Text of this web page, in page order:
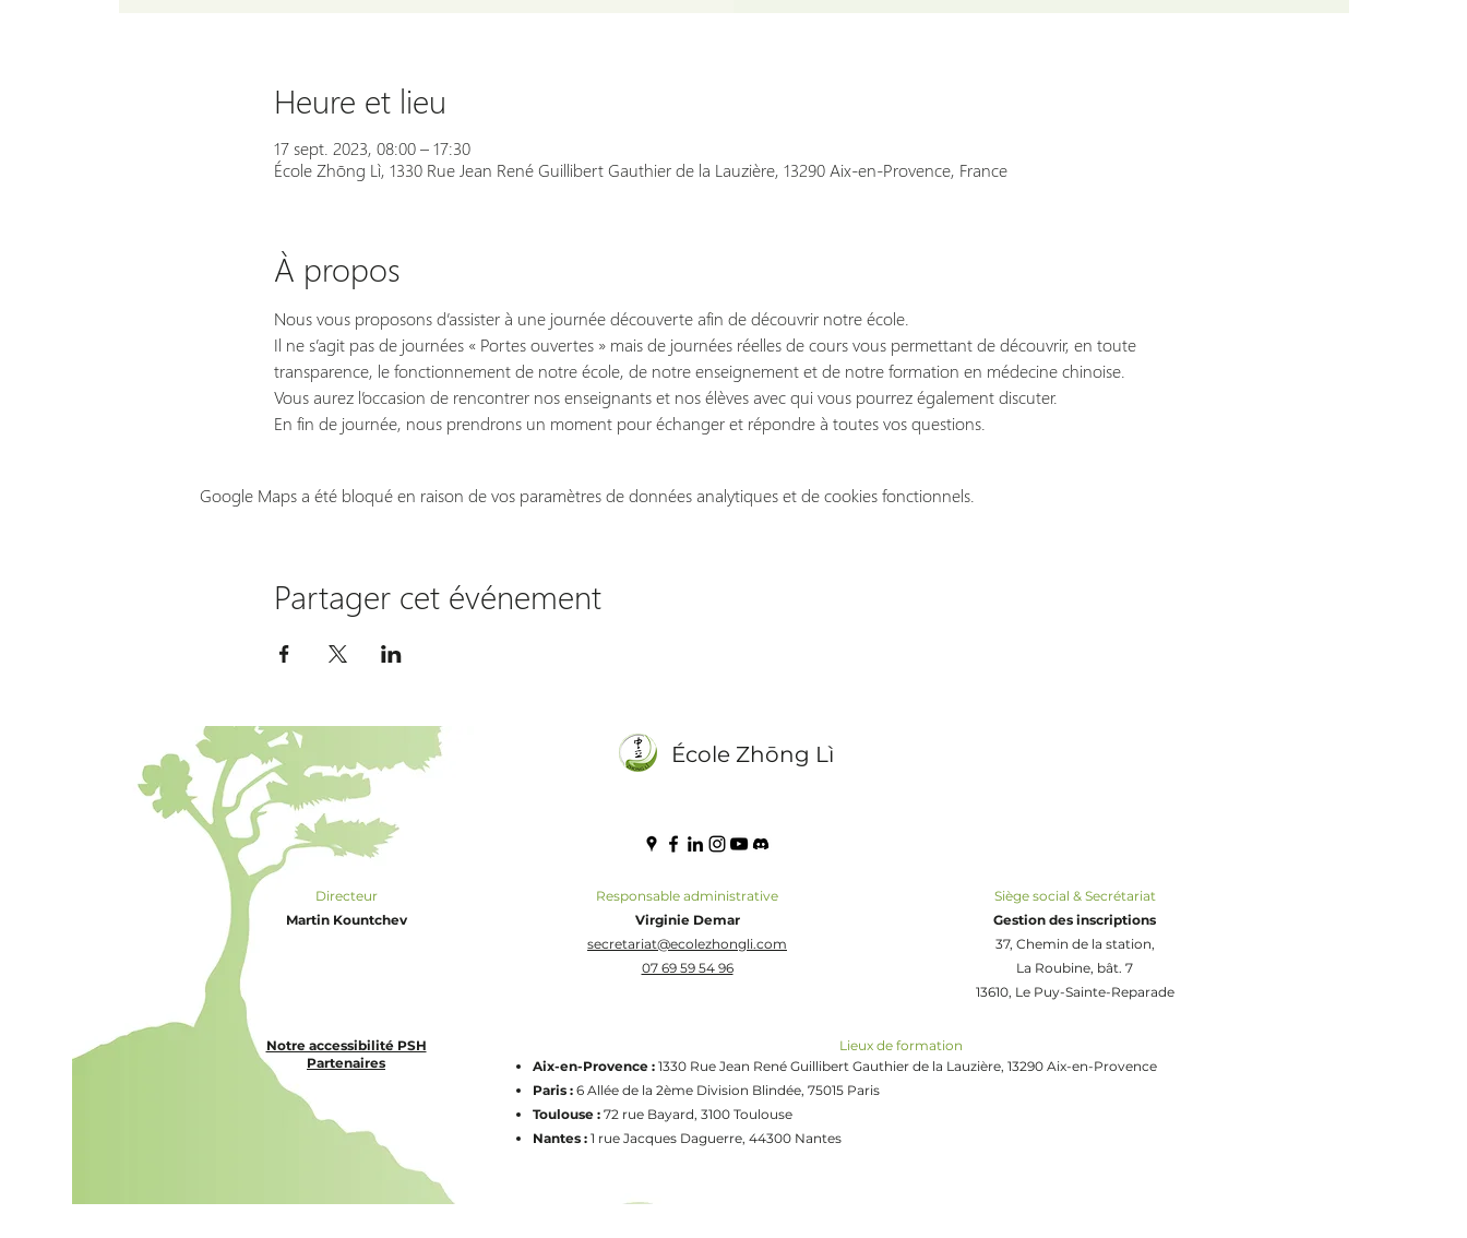
Heure et lieu
17 sept. 2023, 08:00 – 17:30
École Zhōng Lì, 1330 Rue Jean René Guillibert Gauthier de la Lauzière, 13290 Aix-en-Provence, France
À propos
Nous vous proposons d’assister à une journée découverte afin de découvrir notre école.
Il ne s’agit pas de journées « Portes ouvertes » mais de journées réelles de cours vous permettant de découvrir, en toute
transparence, le fonctionnement de notre école, de notre enseignement et de notre formation en médecine chinoise.
Vous aurez l’occasion de rencontrer nos enseignants et nos élèves avec qui vous pourrez également discuter.
En fin de journée, nous prendrons un moment pour échanger et répondre à toutes vos questions.
Google Maps a été bloqué en raison de vos paramètres de données analytiques et de cookies fonctionnels.
Partager cet événement
École Zhōng Lì
Directeur
Martin Kountchev
Responsable administrative
Virginie Demar
secretariat@ecolezhongli.com
07 69 59 54 96
Siège social & Secrétariat
Gestion des inscriptions
37, Chemin de la station,
La Roubine, bât. 7
13610, Le Puy-Sainte-Reparade
Notre accessibilité PSH
Partenaires
Lieux de formation
Aix-en-Provence : 1330 Rue Jean René Guillibert Gauthier de la Lauzière, 13290 Aix-en-Provence
Paris : 6 Allée de la 2ème Division Blindée, 75015 Paris
Toulouse : 72 rue Bayard, 3100 Toulouse
Nantes : 1 rue Jacques Daguerre, 44300 Nantes